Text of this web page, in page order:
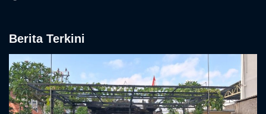
Berita Terkini